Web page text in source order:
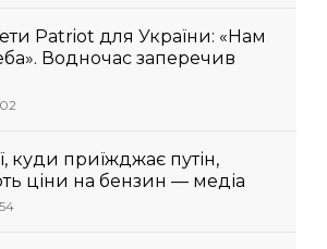
Patriot для України: «Нам
Водночас заперечив
куди приїжджає путін,
ціни на бензин — медіа